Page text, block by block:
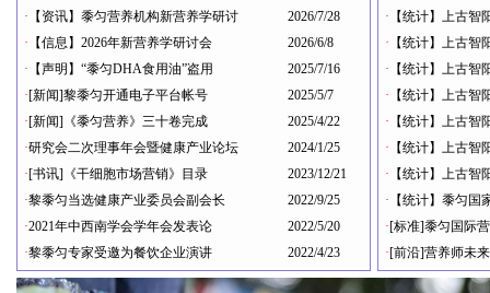
· 【资讯】黍匀营养机构新营养学研讨
2026/7/28
· 【信息】2026年新营养学研讨会
2026/6/8
· 【声明】“黍匀DHA食用油”盗用
2025/7/16
·[新闻]黎黍匀开通电子平台帐号
2025/5/7
·[新闻]《黍匀营养》三十卷完成
2025/4/22
·研究会二次理事年会暨健康产业论坛
2024/1/25
·[书讯]《干细胞市场营销》目录
2023/12/21
·黎黍匀当选健康产业委员会副会长
2022/9/25
·2021年中西南学会学年会发表论
2022/5/20
·黎黍匀专家受邀为餐饮企业演讲 2022/4/23
· 【统计】上古智
· 【统计】上古智
· 【统计】上古智
· 【统计】上古智
· 【统计】上古智
· 【统计】上古智
· 【统计】上古智
· 【统计】黍匀国
·[标准]黍匀国际
·[前沿]营养师未